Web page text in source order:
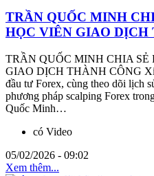
TRẦN QUỐC MINH
HỌC VIÊN GIAO DỊCH
TRẦN QUỐC MINH CHIA
GIAO DỊCH THÀNH CÔNG
đầu tư Forex, cùng theo dõi lịch
phương pháp scalping Forex
Quốc Minh…
có Video
05/02/2026 - 09:02
Xem thêm...